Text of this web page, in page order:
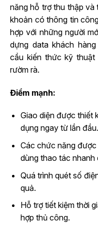
năng hỗ trợ thu thập
khoản có thông tin
hợp với những người
dựng data khách
cầu kiến thức kỹ
rườm rà.
Điểm mạnh:
Giao diện được thiết
dụng ngay từ lần đầu.
Các chức năng được
dùng thao tác nhanh
Quá trình quét số
quả.
Hỗ trợ tiết kiệm thời
hợp thủ công.